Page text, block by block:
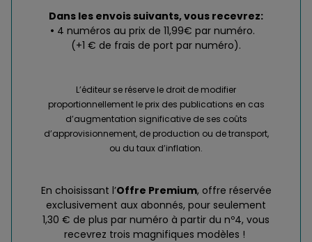
Dans les envois suivants, vous recevrez:
4 numéros au prix de 11,99€ par numéro.
(+1 € de frais de port par numéro).
L’éditeur se réserve le droit de modifier
proportionnellement le prix des publications en cas
d’augmentation significative de ses coûts
d’approvisionnement, de production ou de transport,
ou du taux d’inflation.
En choisissant l’Offre Premium, offre réservée
exclusivement aux abonnés, pour seulement
1,30 € de plus par numéro à partir du nº4, vous
recevrez trois magnifiques modèles !